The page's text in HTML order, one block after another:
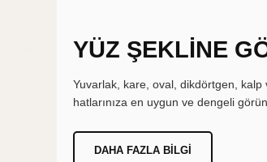
YÜZ ŞEKLİNE
Yuvarlak, kare, oval, dikdörtgen,
hatlarınıza en uygun ve dengeli
DAHA FAZLA BILGI